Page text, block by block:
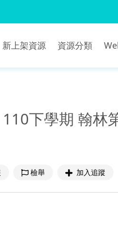
新上架資源 資源分類
下學期 翰林
檢舉 加入追蹤